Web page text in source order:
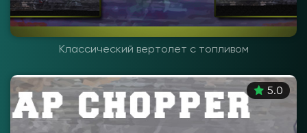
Классический вертолет с топливом
5.0